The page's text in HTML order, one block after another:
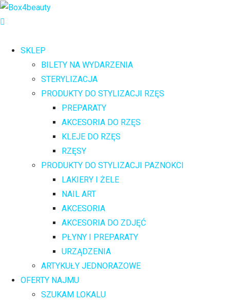
SKLEP
BILETY NA WYDARZENIA
STERYLIZACJA
PRODUKTY DO STYLIZACJI RZĘS
PREPARATY
AKCESORIA DO RZĘS
KLEJE DO RZĘS
RZĘSY
PRODUKTY DO STYLIZACJI PAZNOKCI
LAKIERY I ŻELE
NAIL ART
AKCESORIA
AKCESORIA DO ZDJĘĆ
PŁYNY I PREPARATY
URZĄDZENIA
ARTYKUŁY JEDNORAZOWE
OFERTY NAJMU
SZUKAM LOKALU